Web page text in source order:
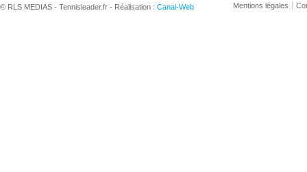
© RLS MEDIAS - Tennisleader.fr - Réalisation : Canal-Web Mentions légales